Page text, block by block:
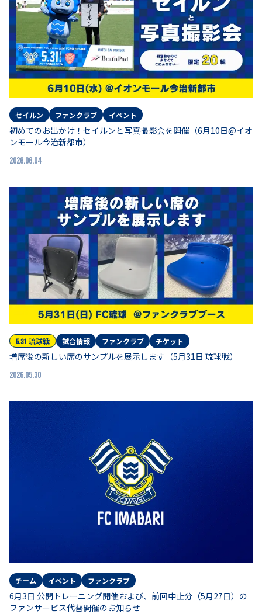
セイルン ファンクラブ イベント
初めてのお出かけ！セイルンと写真撮影会を開催（6月10日@イオ
ンモール今治新都市）
2026.06.04
5.31 琉球戦 試合情報 ファンクラブ チケット
増席後の新しい席のサンプルを展示します（5月31日 琉球戦）
2026.05.30
チーム イベント ファンクラブ
6月3日 公開トレーニング開催および、前回中止分（5月27日）の
ファンサービス代替開催のお知らせ